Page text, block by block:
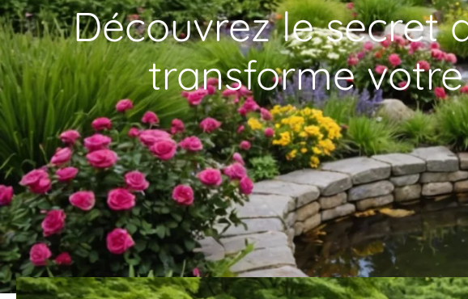
Découvrez le secret
transforme